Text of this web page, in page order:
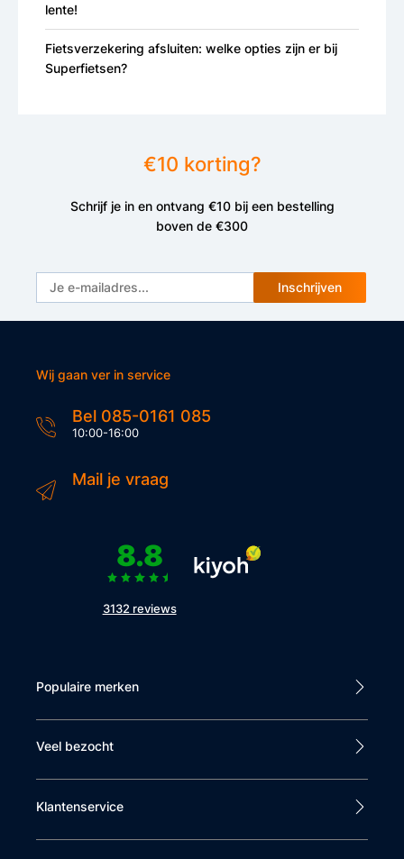
lente!
Fietsverzekering afsluiten: welke opties zijn er bij
Superfietsen?
€10 korting?
Schrijf je in en ontvang €10 bij een bestelling
boven de €300
Inschrijven
Wij gaan ver in service
Bel 085-0161 085
10:00-16:00
Mail je vraag
8.8
3132 reviews
Populaire merken
Veel bezocht
Klantenservice